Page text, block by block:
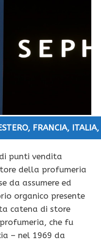
, FRANCIA, ITALIA,
punti vendita
della profumeria
da assumere ed
organico presente
catena di store
che fu
– nel 1969 da